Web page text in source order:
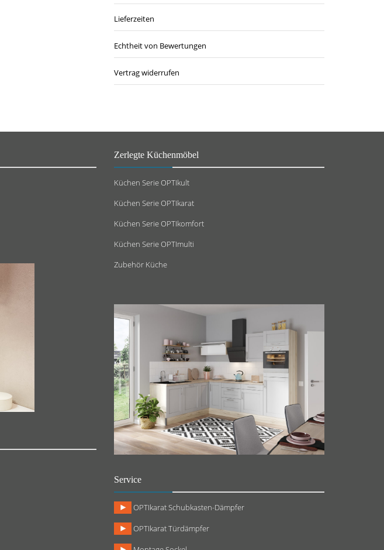
Lieferzeiten
Echtheit von Bewertungen
Vertrag widerrufen
Zerlegte Küchenmöbel
Küchen Serie OPTIkult
Küchen Serie OPTIkarat
Küchen Serie OPTIkomfort
Küchen Serie OPTImulti
Zubehör Küche
Service
OPTIkarat Schubkasten-Dämpfer
OPTIkarat Türdämpfer